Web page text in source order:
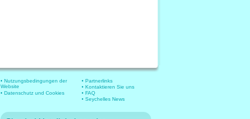
• Nutzungsbedingungen der
Website
• Datenschutz und Cookies
• Partnerlinks
• Kontaktieren Sie uns
• FAQ
• Seychelles News